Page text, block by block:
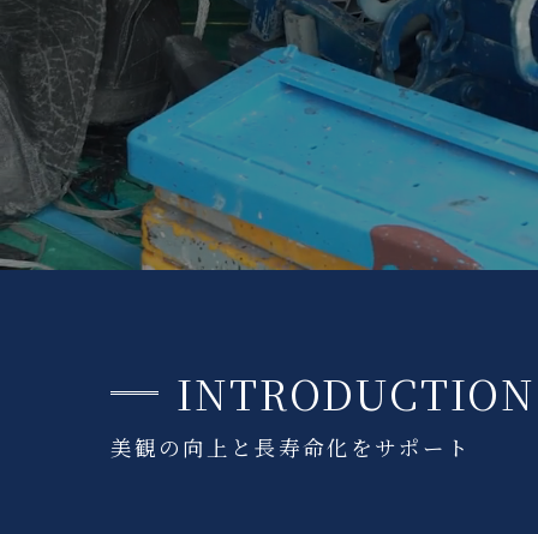
美観の向上と長寿命化をサポート
INTRODUCTION